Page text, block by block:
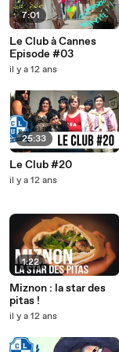
7:01
Le Club à Cannes
Episode #03
il y a 12 ans
25:33
Le Club #20
il y a 12 ans
1:22
Miznon : la star des
pitas !
il y a 12 ans